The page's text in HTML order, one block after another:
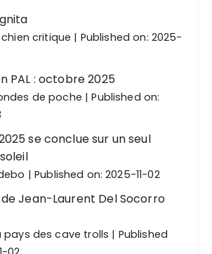
chien critique
Published on: 2025-
PAL : octobre 2025
de poche
Published on:
se conclue sur un seul
Published on: 2025-11-02
Jean-Laurent Del Socorro
pays des cave trolls
Published